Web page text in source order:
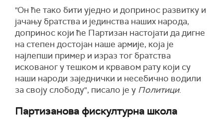
"Он ће тако бити уједно и допринос развитку и
јачању братства и јединства наших народа,
допринос који ће Партизан настојати да дигне
на степен достојан наше армије, која је
најлепши пример и израз тог братства
искованог у тешком и крвавом рату који су
наши народи заједнички и несебично водили
за своју слободу", писало је у Политици.
Партизанова фискултурна школа